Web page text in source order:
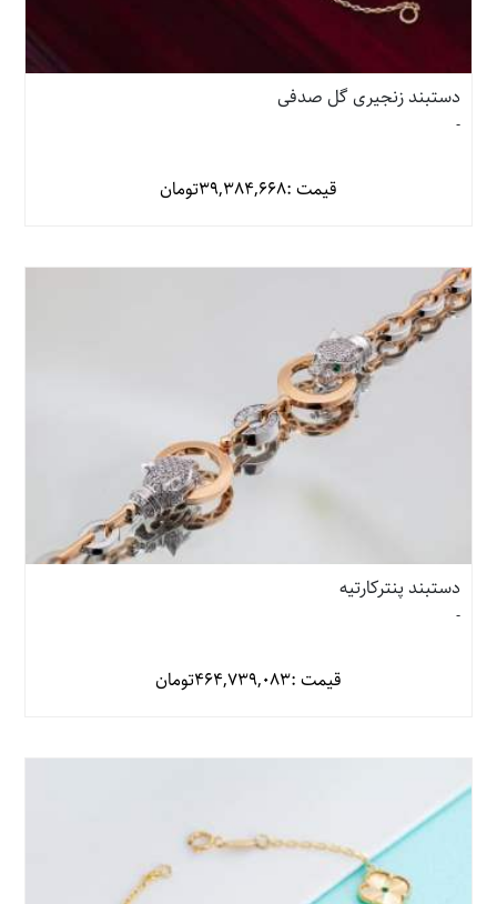
دستبند زنجیری گل صدفی
-
قیمت :39,384,668تومان
دستبند پنترکارتیه
-
قیمت :464,739,083تومان